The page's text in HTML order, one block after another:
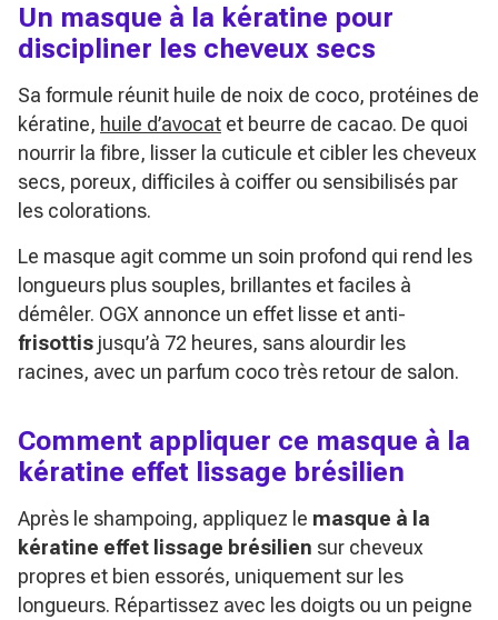
Un masque à la kératine pour
discipliner les cheveux secs
Sa formule réunit huile de noix de coco, protéines de
kératine, huile d’avocat et beurre de cacao. De quoi
nourrir la fibre, lisser la cuticule et cibler les cheveux
secs, poreux, difficiles à coiffer ou sensibilisés par
les colorations.
Le masque agit comme un soin profond qui rend les
longueurs plus souples, brillantes et faciles à
démêler. OGX annonce un effet lisse et anti-
frisottis jusqu’à 72 heures, sans alourdir les
racines, avec un parfum coco très retour de salon.
Comment appliquer ce masque à la
kératine effet lissage brésilien
Après le shampoing, appliquez le masque à la
kératine effet lissage brésilien sur cheveux
propres et bien essorés, uniquement sur les
longueurs. Répartissez avec les doigts ou un peigne